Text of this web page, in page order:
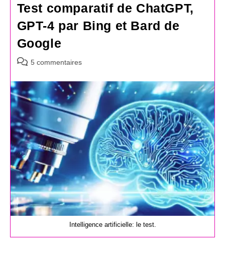
Test comparatif de ChatGPT,
GPT-4 par Bing et Bard de
Google
Commentaires
la
publication :
5 commentaires
Intelligence artificielle: le test.